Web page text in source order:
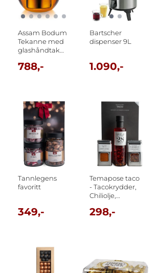
Assam Bodum
Tekanne med
glashåndtak
788,-
Bartscher
dispenser 9L
1.090,-
Tannlegens
favoritt
349,-
Temapose taco
- Tacokrydder,
Chiliolje,
og taco ...
298,-